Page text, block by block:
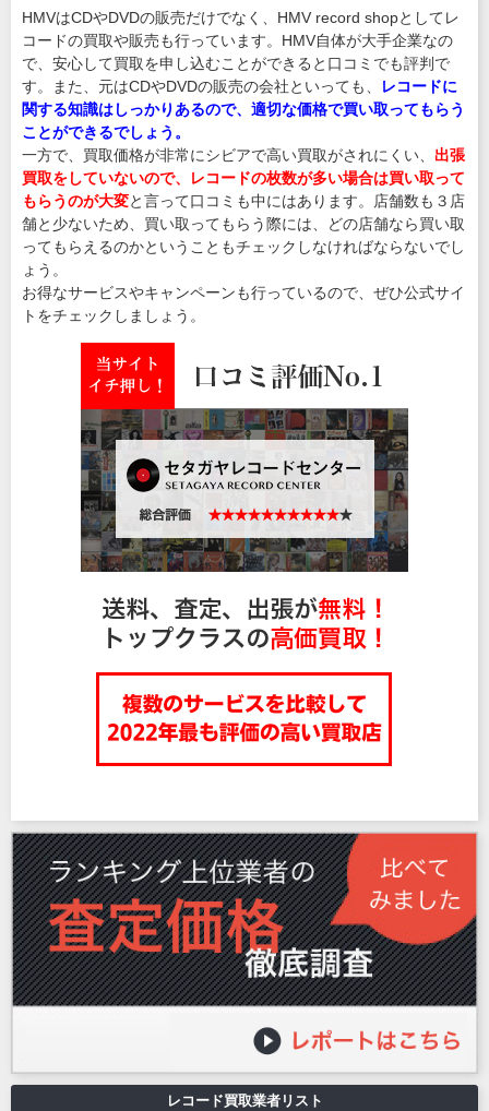
HMVはCDやDVDの販売だけでなく、HMV record shopとしてレ
コードの買取や販売も行っています。HMV自体が大手企業なの
で、安心して買取を申し込むことができると口コミでも評判で
す。また、元はCDやDVDの販売の会社といっても、
レコードに
関する知識はしっかりあるので、適切な価格で買い取ってもらう
ことができるでしょう。
一方で、買取価格が非常にシビアで高い買取がされにくい、 出張
買取をしていないので、レコードの枚数が多い場合は買い取って
もらうのが大変と言って口コミも中にはあります。店舗数も３店
舗と少ないため、買い取ってもらう際には、どの店舗なら買い取
ってもらえるのかということもチェックしなければならないでし
ょう。
お得なサービスやキャンペーンも行っているので、ぜひ公式サイ
トをチェックしましょう。
レコード買取業者リスト